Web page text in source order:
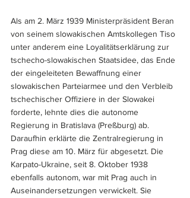
Als am 2. März 1939 Ministerpräsident Beran
von seinem slowakischen Amtskollegen Tiso
unter anderem eine Loyalitätserklärung zur
tschecho-slowakischen Staatsidee, das Ende
der eingeleiteten Bewaffnung einer
slowakischen Parteiarmee und den Verbleib
tschechischer Offiziere in der Slowakei
forderte, lehnte dies die autonome
Regierung in Bratislava (Preßburg) ab.
Daraufhin erklärte die Zentralregierung in
Prag diese am 10. März für abgesetzt. Die
Karpato-Ukraine, seit 8. Oktober 1938
ebenfalls autonom, war mit Prag auch in
Auseinandersetzungen verwickelt. Sie